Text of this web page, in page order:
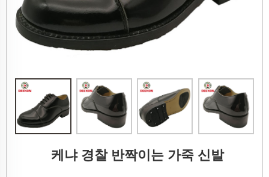
케냐 경찰 반짝이는 가죽 신발